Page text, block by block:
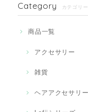
Category カテゴリー
商品一覧
アクセサリー
雑貨
ヘアアクセサリー